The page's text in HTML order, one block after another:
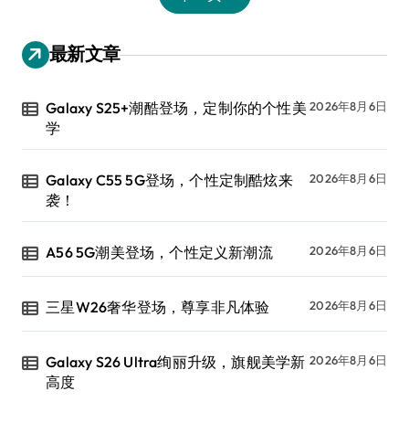
最新文章
Galaxy S25+潮酷登场，定制你的个性美
学
2026年8月6日
Galaxy C55 5G登场，个性定制酷炫来
袭！
2026年8月6日
A56 5G潮美登场，个性定义新潮流 2026年8月6日
三星W26奢华登场，尊享非凡体验 2026年8月6日
Galaxy S26 Ultra绚丽升级，旗舰美学新
高度
2026年8月6日